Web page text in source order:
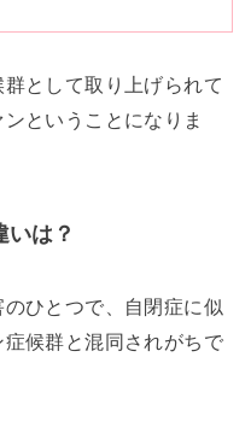
として取り上げられて
ということになりま
いは？
ひとつで、自閉症に似
候群と混同されがちで